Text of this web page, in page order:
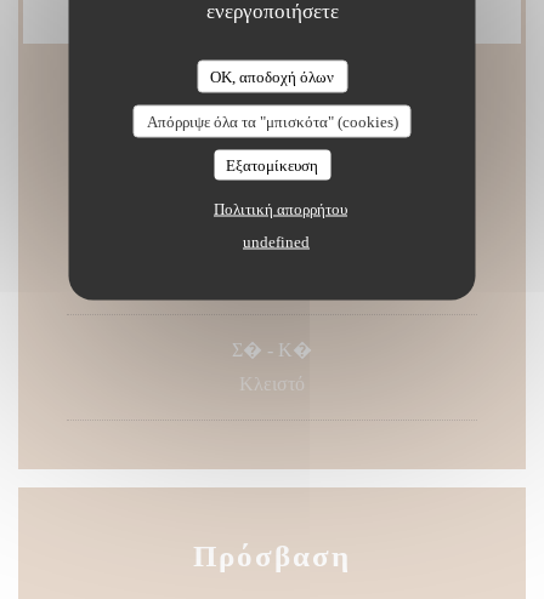
ενεργοποιήσετε
OK, αποδοχή όλων
Απόρριψε όλα τα "μπισκότα" (cookies)
Εξατομίκευση
Πολιτική απορρήτου
undefined
Ώρες λειτουργίας
Δ�-Π�
Σ� - Κ�
Κλειστό
Πρόσβαση